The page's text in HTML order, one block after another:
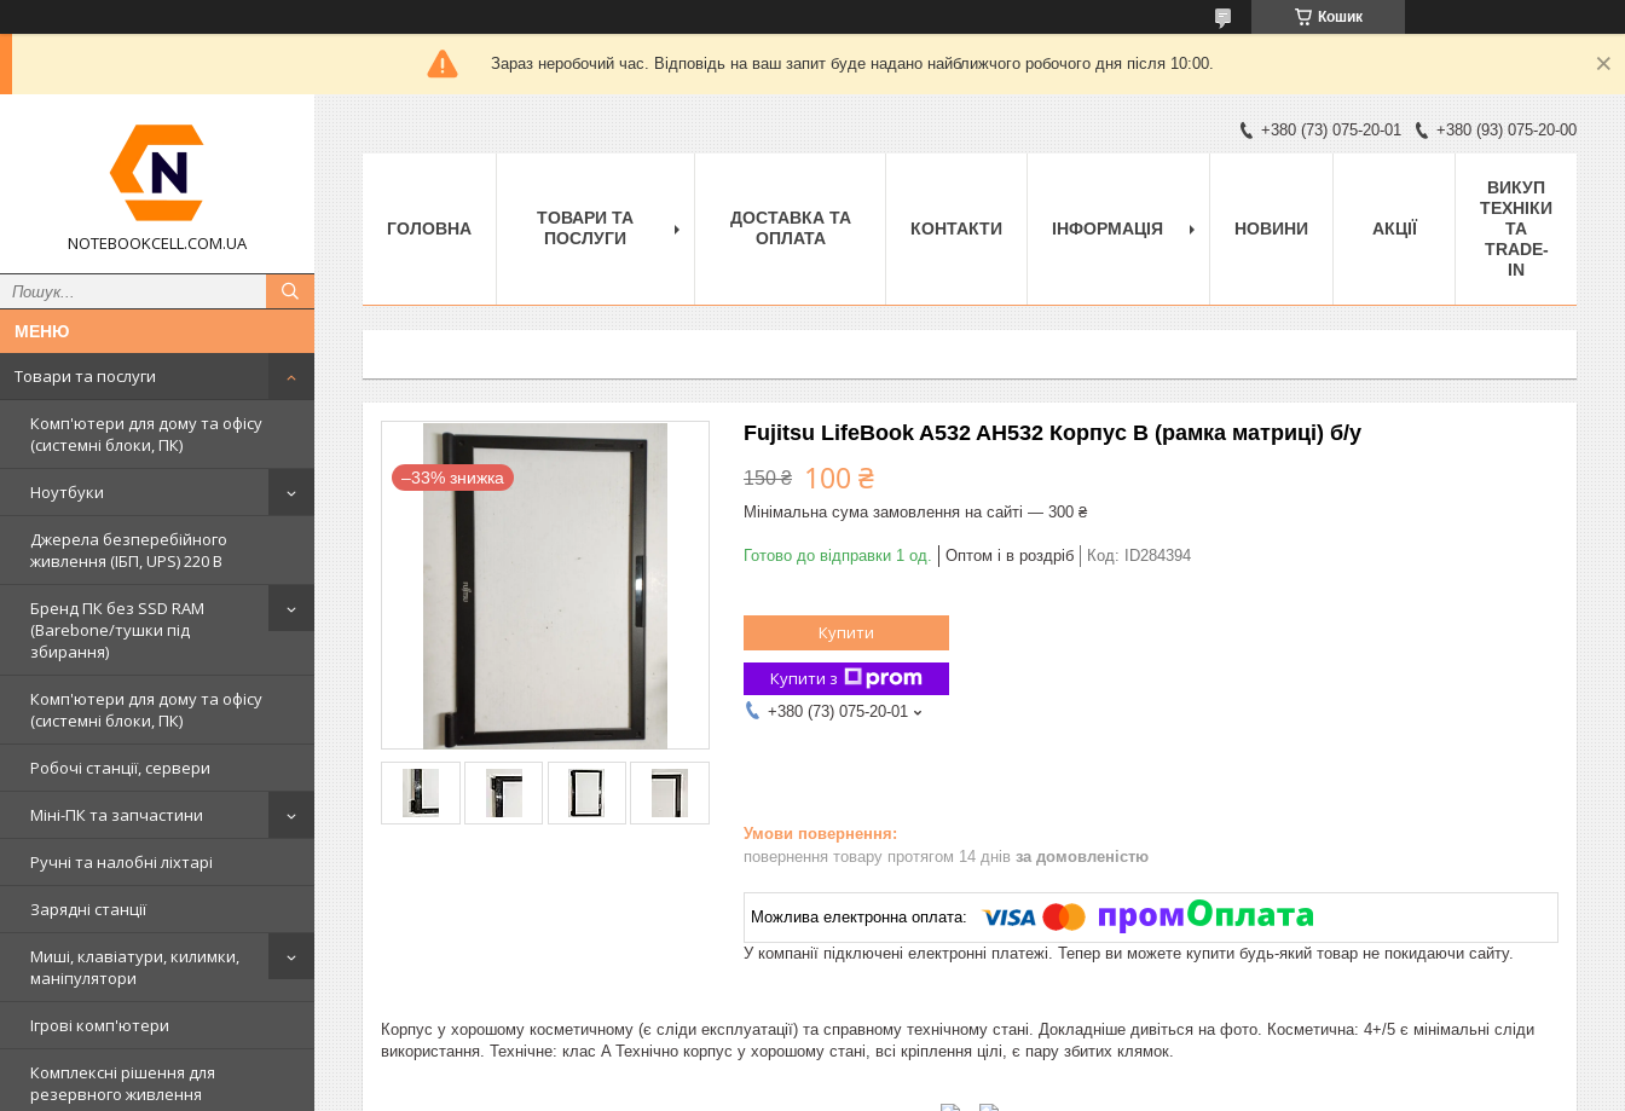
Кошик
Зараз неробочий час. Відповідь на ваш запит буде надано найближчого робочого дня після 10:00.
NOTEBOOKCELL.COM.UA
Товари та послуги
Комп'ютери для дому та офісу
(системні блоки, ПК)
Ноутбуки
Джерела безперебійного
живлення (ІБП, UPS) 220 В
Бренд ПК без SSD RAM
(Barebone/тушки під
збирання)
Комп'ютери для дому та офісу
(системні блоки, ПК)
Робочі станції, сервери
Міні-ПК та запчастини
Ручні та налобні ліхтарі
Зарядні станції
Миші, клавіатури, килимки,
маніпулятори
Ігрові комп'ютери
Комплексні рішення для
резервного живлення
+380 (73) 075-20-01 +380 (93) 075-20-00
ГОЛОВНА
ТОВАРИ ТА
ПОСЛУГИ
ДОСТАВКА ТА
ОПЛАТА
КОНТАКТИ ІНФОРМАЦІЯ НОВИНИ АКЦІЇ
ВИКУП
ТЕХНІКИ
ТА
TRADE-
IN
–33%
Fujitsu LifeBook A532 AH532 Корпус B (рамка матриці) б/у
150 ₴ 100 ₴
Мінімальна сума замовлення на сайті — 300 ₴
Готово до відправки 1 од. Оптом і в роздріб Код: ID284394
Купити
Купити з
+380 (73) 075-20-01
повернення товару протягом 14 днів за домовленістю
У компанії підключені електронні платежі. Тепер ви можете купити будь-який товар не покидаючи сайту.
Корпус у хорошому косметичному (є сліди експлуатації) та справному технічному стані. Докладніше дивіться на фото. Косметична: 4+/5 є мінімальні сліди
використання. Технічне: клас A Технічно корпус у хорошому стані, всі кріплення цілі, є пару збитих клямок.